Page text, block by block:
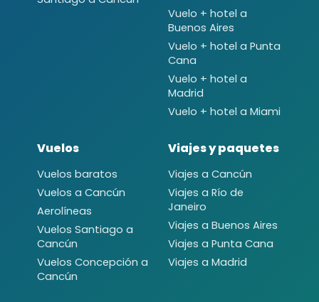
Vuelo + hotel a
Buenos Aires
Vuelo + hotel a Punta
Cana
Vuelo + hotel a
Madrid
Vuelo + hotel a Miami
Vuelos
Vuelos baratos
Vuelos a Cancún
Aerolíneas
Vuelos Santiago a
Cancún
Vuelos Concepción a
Cancún
Viajes y paquetes
Viajes a Cancún
Viajes a Río de
Janeiro
Viajes a Buenos Aires
Viajes a Punta Cana
Viajes a Madrid